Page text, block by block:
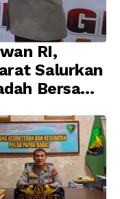
RI,
Salurkan
Bersama